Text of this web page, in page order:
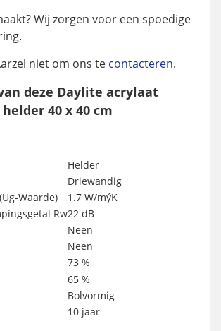
Wij zorgen voor een spoedige
niet om ons te contacteren.
deze Daylite acrylaat
40 x 40 cm
Helder
Driewandig
Waarde)
1.7 W/mýK
Rw22 dB
Neen
Neen
73 %
65 %
Bolvormig
10 jaar